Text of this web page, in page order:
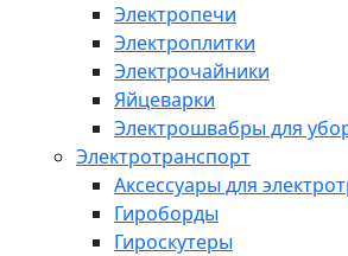
Электропечи
Электроплитки
Электрочайники
Яйцеварки
Электрошвабры для
Электротранспорт
Аксессуары для
Гироборды
Гироскутеры